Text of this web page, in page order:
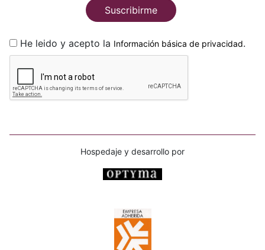
Suscribirme
He leido y acepto la Información básica de privacidad.
Hospedaje y desarrollo por